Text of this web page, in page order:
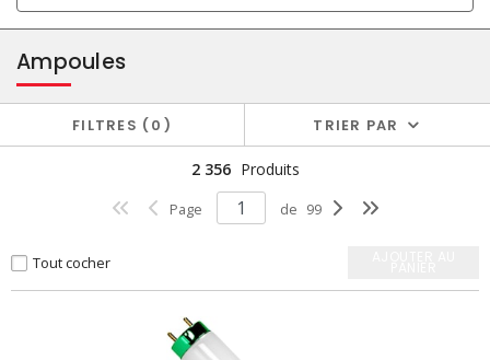
éclairage
Ampoules
FILTRES 0 TRIER PAR
2 356 Produits
Page de 99
Tout cocher